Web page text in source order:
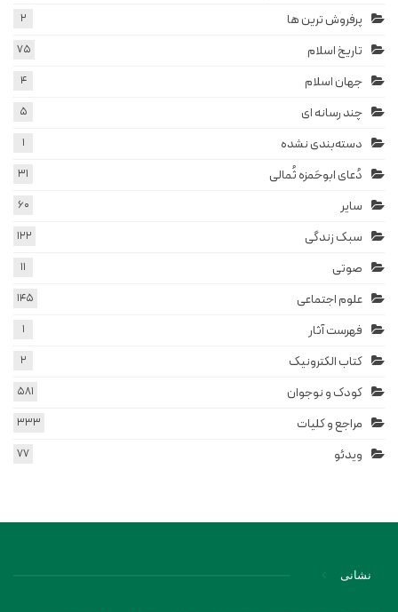
پرفروش ترین ها 2
تاریخ اسلام 75
جهان اسلام 4
چند رسانه ای 5
دسته‌بندی نشده 1
دُعای ابوحَمزه ثُمالی 31
سایر 60
سبک زندگی 122
صوتی 11
علوم اجتماعی 145
فهرست آثار 1
کتاب الکترونیک 2
کودک و نوجوان 581
مراجع و کلیات 333
ویدئو 77
نشانی